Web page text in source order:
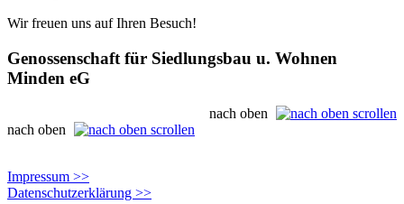
Wir freuen uns auf Ihren Besuch!
Genossenschaft für Siedlungsbau u. Wohnen
Minden eG
nach oben
nach oben
Impressum >>
Datenschutzerklärung >>